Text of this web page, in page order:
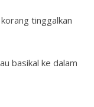
tinggalkan
basikal ke dalam